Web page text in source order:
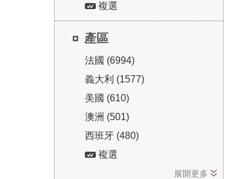
複選
產區
法國 (6994)
義大利 (1577)
美國 (610)
澳洲 (501)
西班牙 (480)
複選
展開更多